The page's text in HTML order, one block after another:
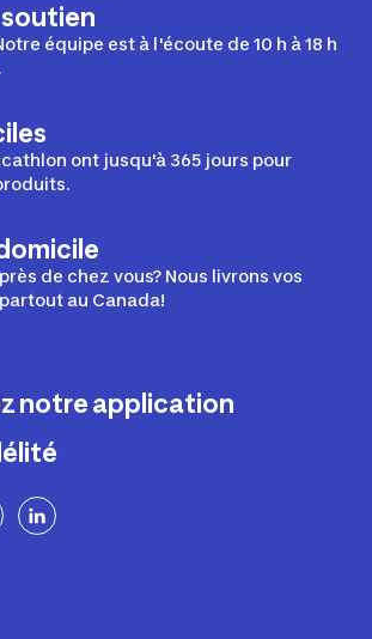
100
équipe est à l'écoute de 10 h à 18 h
ont jusqu'à 365 jours pour
de chez vous? Nous livrons vos
au Canada!
notre application